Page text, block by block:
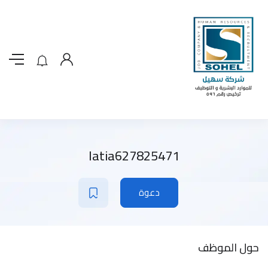
latia627825471
دعوة
حول الموظف